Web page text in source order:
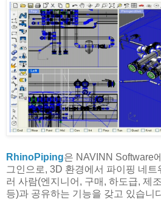
RhinoPiping은 NAVINN Software
그인으로, 3D 환경에서 파이핑 네트
러 사람(엔지니어, 구매, 하도급, 제
등)과 공유하는 기능을 갖고 있습니